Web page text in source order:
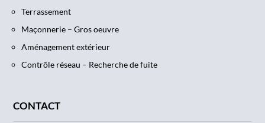
Terrassement
Maçonnerie – Gros oeuvre
Aménagement extérieur
Contrôle réseau – Recherche de fuite
CONTACT